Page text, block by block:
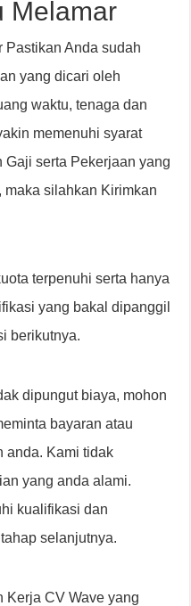
Melamar
Pastikan Anda sudah
yang dicari oleh
waktu, tenaga dan
memenuhi syarat
Gaji serta Pekerjaan yang
silahkan Kirimkan
terpenuhi serta hanya
yang bakal dipanggil
berikutnya.
dipungut biaya, mohon
bayaran atau
anda. Kami tidak
yang anda alami.
kualifikasi dan
selanjutnya.
Kerja CV Wave yang